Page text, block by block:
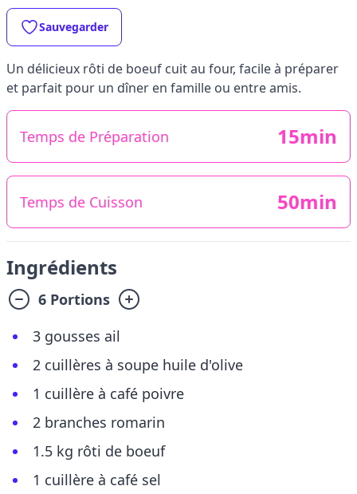
Sauvegarder
Un délicieux rôti de boeuf cuit au four, facile à préparer
et parfait pour un dîner en famille ou entre amis.
Temps de Préparation 15min
Temps de Cuisson 50min
Ingrédients
6 Portions
3 gousses ail
2 cuillères à soupe huile d'olive
1 cuillère à café poivre
2 branches romarin
1.5 kg rôti de boeuf
1 cuillère à café sel